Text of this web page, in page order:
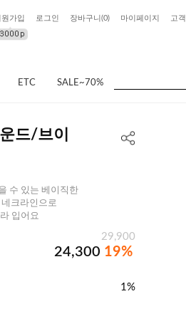
원가입 로그인 장바구니(0) 마이페이지 고
ETC SALE~70%
드/브이
수 있는 베이직한
크라인으로
입어요
29,900
24,300 19%
1%